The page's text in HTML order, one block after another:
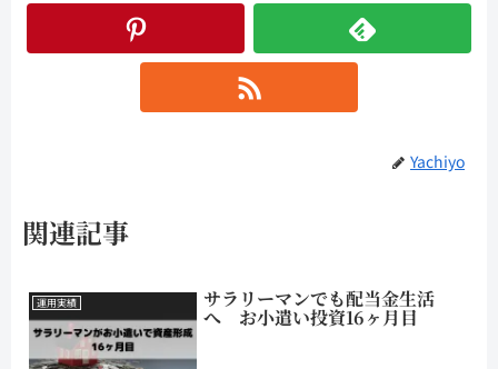
Yachiyo
関連記事
運用実績 サラリーマンでも配当金生活
へ お小遣い投資16ヶ月目